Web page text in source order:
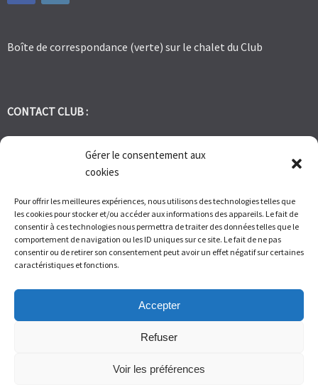
Gérer le consentement aux
cookies
Pour offrir les meilleures expériences, nous utilisons des technologies telles que
les cookies pour stocker et/ou accéder aux informations des appareils. Le fait de
consentir à ces technologies nous permettra de traiter des données telles que le
comportement de navigation ou les ID uniques sur ce site. Le fait de ne pas
consentir ou de retirer son consentement peut avoir un effet négatif sur certaines
caractéristiques et fonctions.
Accepter
Refuser
Voir les préférences
Boîte de correspondance (verte) sur le chalet du Club
CONTACT CLUB :
tennis.club.avignon@orange.fr
1 Bd des Frères Reboul 30400 Villeneuve les Avignon
Du Lundi au Vendredi de 9h à 12h et de 14h à 17h – Samedi de 9H
à 11H
© Tennis Club Avignon Montolivet 2026.